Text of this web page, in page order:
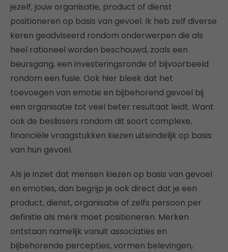
jezelf, jouw organisatie, product of dienst
positioneren op basis van gevoel. Ik heb zelf diverse
keren geadviseerd rondom onderwerpen die als
heel rationeel worden beschouwd, zoals een
beursgang, een investeringsronde of bijvoorbeeld
rondom een fusie. Ook hier bleek dat het
toevoegen van emotie en bijbehorend gevoel bij
een organisatie tot veel beter resultaat leidt. Want
ook de beslissers rondom dit soort complexe,
financiële vraagstukken kiezen uiteindelijk op basis
van hun gevoel.
Als je inziet dat mensen kiezen op basis van gevoel
en emoties, dan begrijp je ook direct dat je een
product, dienst, organisatie of zelfs persoon per
definitie als merk moet positioneren. Merken
ontstaan namelijk vanuit associaties en
bijbehorende percepties, vormen belevingen,